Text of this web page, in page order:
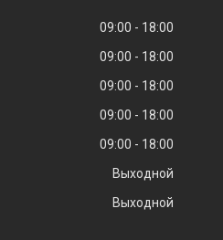
09:00
18:00
09:00
18:00
09:00
18:00
09:00
18:00
09:00
18:00
Выходной
Выходной